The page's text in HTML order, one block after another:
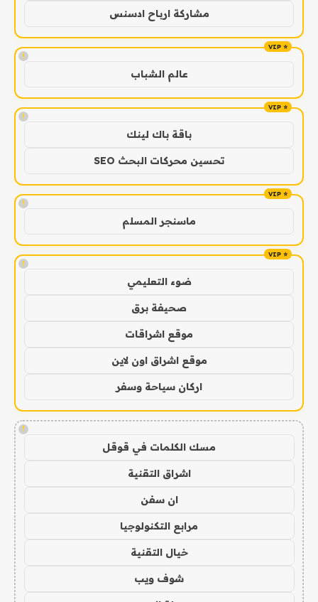
مشاركة ارباح ادسنس
!
عالم الشباب
!
باقة باك لينك
تحسين محركات البحث SEO
!
ماسنجر المسلم
!
ضوء التعليمي
صحيفة برق
موقع اشراقات
موقع اشراق اون لاين
اركان سياحة وسفر
!
مسك الكلمات في قوقل
اشراق التقنية
ان سفن
مرابع التكنولوجيا
خيال التقنية
شوف ويب